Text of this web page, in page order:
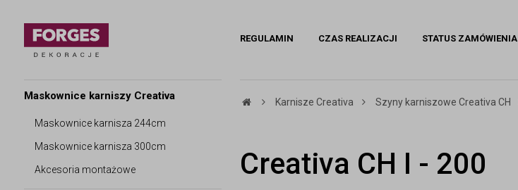
REGULAMIN CZAS REALIZACJI STATUS ZAMÓWIENIA
Maskownice karniszy Creativa
Maskownice karnisza 244cm
Maskownice karnisza 300cm
Akcesoria montażowe
Karnisze Creativa Szyny karniszowe Creativa CH
Creativa CH I - 200